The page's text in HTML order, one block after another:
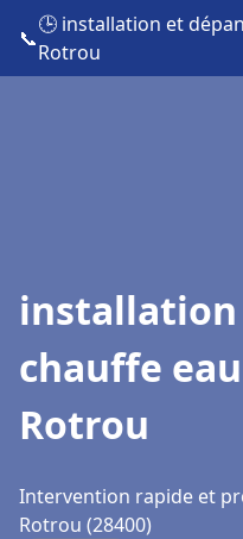
📞
🕒 installation et
Rotrou
installation
chauffe
Rotrou
Intervention rapide et
Rotrou (28400)